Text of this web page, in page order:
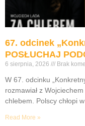
67. odcinek
POSŁUCHAJ
6 sierpnia, 2026 Brak
W 67. odcinku
rozmawiał z
chlebem. Polscy chłopi
Read More »